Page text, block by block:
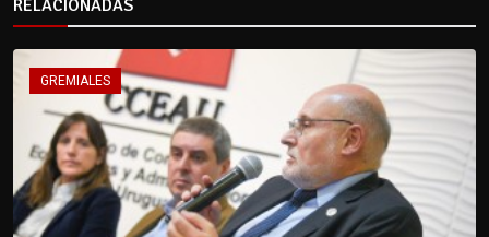
RELACIONADAS
GREMIALES